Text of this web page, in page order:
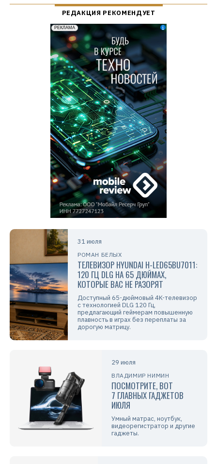
31 июля
РОМАН БЕЛЫХ
ТЕЛЕВИЗОР HYUNDAI H-LED65BU7011:
120 ГЦ DLG НА 65 ДЮЙМАХ,
КОТОРЫЕ ВАС НЕ РАЗОРЯТ
Доступный 65-дюймовый 4K-телевизор
с технологией DLG 120 Гц,
предлагающий геймерам повышенную
плавность в играх без переплаты за
дорогую матрицу.
29 июля
ВЛАДИМИР НИМИН
ПОСМОТРИТЕ, ВОТ
7 ГЛАВНЫХ ГАДЖЕТОВ
ИЮЛЯ
Умный матрас, ноутбук,
видеорегистратор и другие
гаджеты.